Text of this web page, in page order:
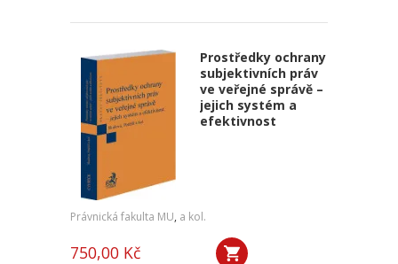
Prostředky ochrany
subjektivních práv
ve veřejné správě –
jejich systém a
efektivnost
Právnická fakulta MU, a kol.
750,00 Kč